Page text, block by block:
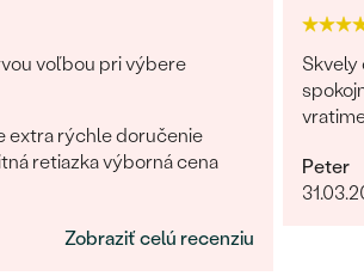
voľbou pri výbere
extra rýchle doručenie
nádherná kvalitná retiazka výborná cena
Zobraziť celú recenziu
Peter